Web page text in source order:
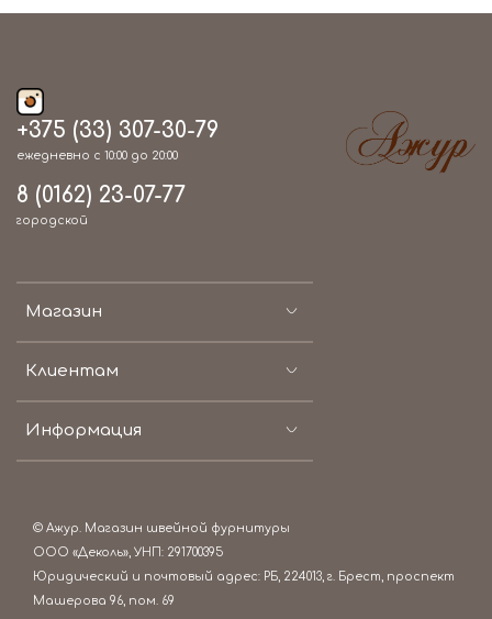
Магазин
Клиентам
Информация
+375 (33) 307-30-79
ежедневно с 10:00 до 20:00
8 (0162) 23-07-77
городской
© Ажур. Магазин швейной фурнитуры
ООО «Деколь», УНП: 291700395
Юридический и почтовый адрес: РБ, 224013, г. Брест, проспект
Машерова 96, пом. 69